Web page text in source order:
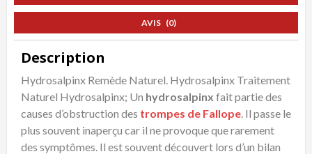
AVIS (0)
Description
Hydrosalpinx Remède Naturel. Hydrosalpinx Traitement
Naturel Hydrosalpinx; Un hydrosalpinx fait partie des
causes d’obstruction des trompes de Fallope . Il passe le
plus souvent inaperçu car il ne provoque que rarement
des symptômes. Il est souvent découvert lors d’un bilan